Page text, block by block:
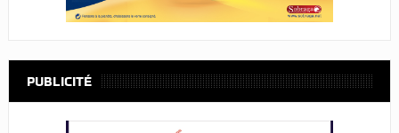
PUBLICITÉ